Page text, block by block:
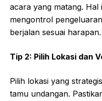
acara yang matang.
mengontrol
berjalan sesuai harapan.
Tip 2: Pilih Lokasi dan
Pilih lokasi yang
tamu undangan.